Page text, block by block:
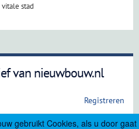
gebruikt Cookies, als u door gaat
stad
van nieuwbouw.nl
Registreren